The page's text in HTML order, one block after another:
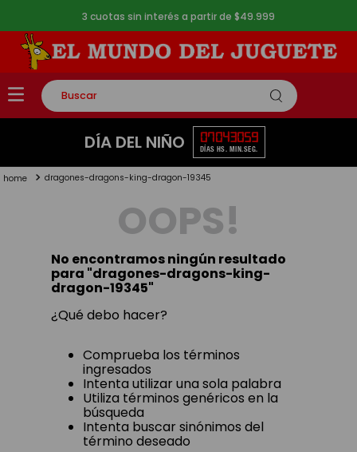
3 cuotas sin interés a partir de $49.999
Buscar
TÉRMINOS MÁS BUSCADOS
2.
lego
toy story
DÍA DEL NIÑO 07
DÍAS
04
HS.
30
MIN.
58
SEG.
dragones-dragons-king-dragon-19345
OOPS!
No encontramos ningún resultado
para "dragones-dragons-king-
dragon-19345"
¿Qué debo hacer?
Comprueba los términos
ingresados
Intenta utilizar una sola palabra
Utiliza términos genéricos en la
búsqueda
Intenta buscar sinónimos del
término deseado